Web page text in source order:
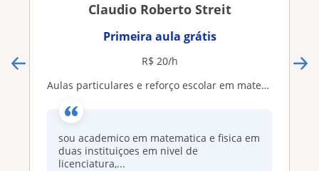
Claudio Roberto Streit
Primeira aula grátis
R$ 20/h
aulas particulares e reforço escolar em matematica e fisica e concursos
sou academico em matematica e fisica em
duas instituiçoes em nivel de
licenciatura,...